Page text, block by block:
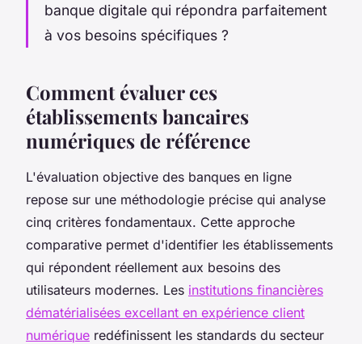
banque digitale qui répondra parfaitement
à vos besoins spécifiques ?
Comment évaluer ces
établissements bancaires
numériques de référence
L'évaluation objective des banques en ligne
repose sur une méthodologie précise qui analyse
cinq critères fondamentaux. Cette approche
comparative permet d'identifier les établissements
qui répondent réellement aux besoins des
utilisateurs modernes. Les institutions financières
dématérialisées excellant en expérience client
numérique redéfinissent les standards du secteur